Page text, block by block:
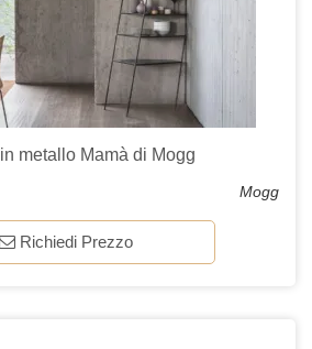
metallo Mamà di Mogg
Mogg
Richiedi Prezzo